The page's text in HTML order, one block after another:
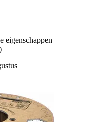
eigenschappen